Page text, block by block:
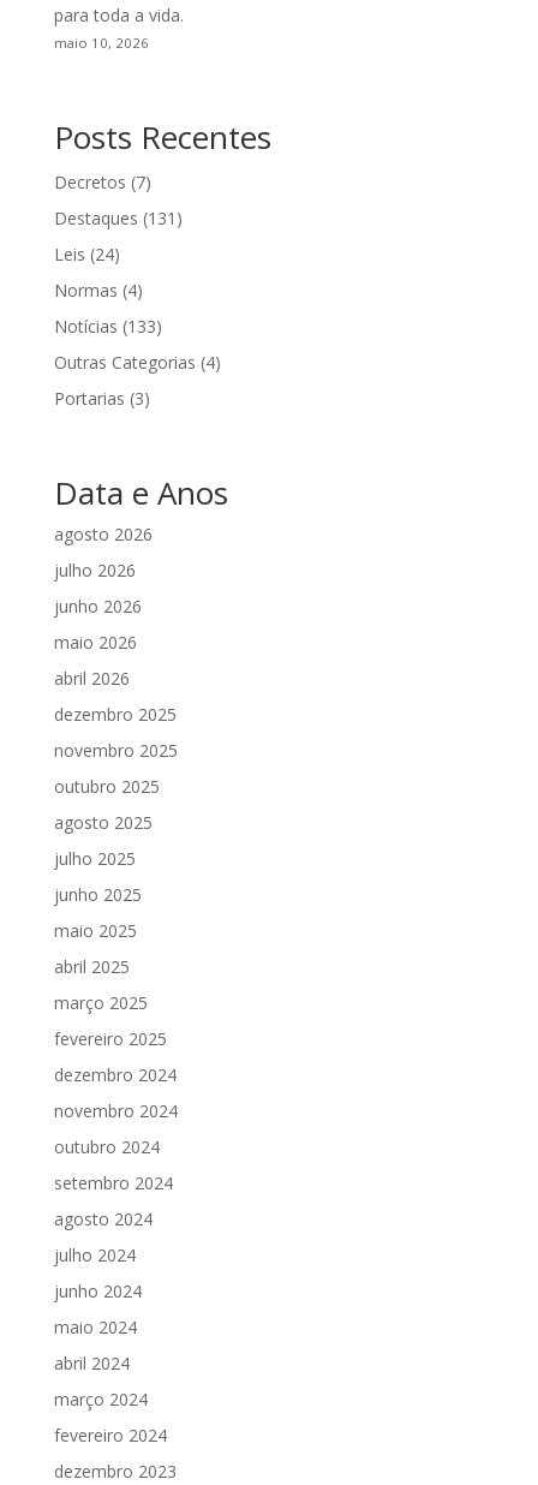
para toda a vida.
maio 10, 2026
Posts Recentes
Decretos (7)
Destaques (131)
Leis (24)
Normas (4)
Notícias (133)
Outras Categorias (4)
Portarias (3)
Data e Anos
agosto 2026
julho 2026
junho 2026
maio 2026
abril 2026
dezembro 2025
novembro 2025
outubro 2025
agosto 2025
julho 2025
junho 2025
maio 2025
abril 2025
março 2025
fevereiro 2025
dezembro 2024
novembro 2024
outubro 2024
setembro 2024
agosto 2024
julho 2024
junho 2024
maio 2024
abril 2024
março 2024
fevereiro 2024
dezembro 2023